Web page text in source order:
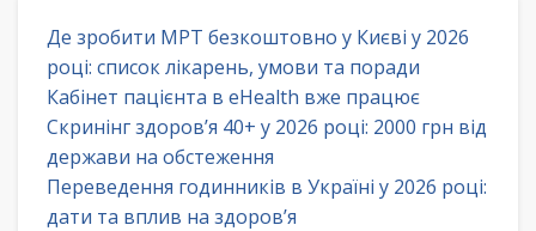
Де зробити МРТ безкоштовно у Києві у 2026
році: список лікарень, умови та поради
Кабінет пацієнта в eHealth вже працює
Скринінг здоров’я 40+ у 2026 році: 2000 грн від
держави на обстеження
Переведення годинників в Україні у 2026 році:
дати та вплив на здоров’я